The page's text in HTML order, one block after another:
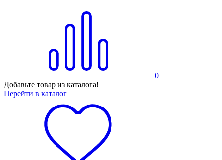
0
Добавьте товар из каталога!
Перейти в каталог